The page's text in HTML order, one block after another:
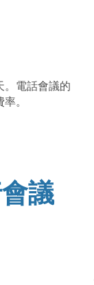
。電話會議的
。
議